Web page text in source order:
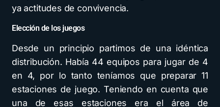
ya actitudes de convivencia.
Elección de los juegos
Desde un principio partimos de una idéntica
distribución. Había 44 equipos para jugar de 4
en 4, por lo tanto teníamos que preparar 11
estaciones de juego. Teniendo en cuenta que
una de esas estaciones era el área de